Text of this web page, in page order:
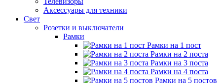
Аксессуары для техники
Свет
Розетки и выключатели
Рамки
Рамки на 1 пост
Рамки на 2 поста
Рамки на 3 поста
Рамки на 4 поста
Рамки на 5 постов